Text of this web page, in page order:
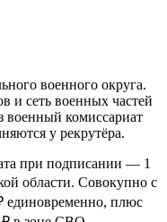
военного округа.
и сеть военных частей
военный комиссариат
у рекрутёра.
при подписании — 1
области. Совокупно с
единовременно, плюс